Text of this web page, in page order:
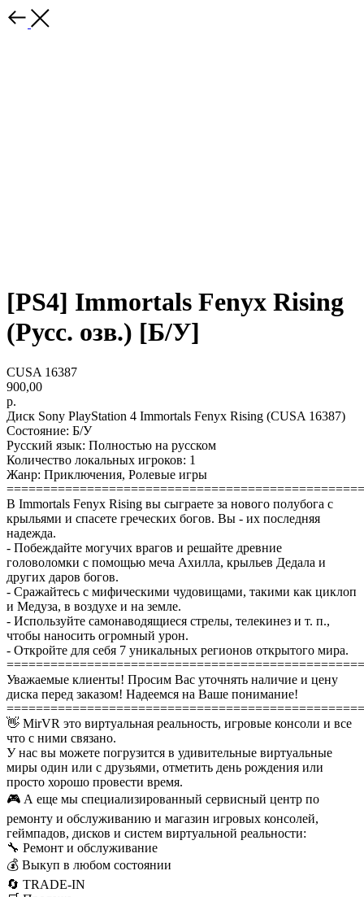
[PS4] Immortals Fenyx Rising
(Русс. озв.) [Б/У]
CUSA 16387
900,00
р.
Диск Sony PlayStation 4 Immortals Fenyx Rising (CUSA 16387)
Состояние: Б/У
Русский язык: Полностью на русском
Количество локальных игроков: 1
Жанр: Приключения, Ролевые игры
В Immortals Fenyx Rising вы сыграете за нового полубога с
крыльями и спасете греческих богов. Вы - их последняя
надежда.
- Побеждайте могучих врагов и решайте древние
головоломки с помощью меча Ахилла, крыльев Дедала и
других даров богов.
- Сражайтесь с мифическими чудовищами, такими как циклоп
и Медуза, в воздухе и на земле.
- Используйте самонаводящиеся стрелы, телекинез и т. п.,
чтобы наносить огромный урон.
- Откройте для себя 7 уникальных регионов открытого мира.
Уважаемые клиенты! Просим Вас уточнять наличие и цену
диска перед заказом! Надеемся на Ваше понимание!
👋 MirVR это виртуальная реальность, игровые консоли и все
что с ними связано.
У нас вы можете погрузится в удивительные виртуальные
миры один или с друзьями, отметить день рождения или
просто хорошо провести время.
🎮 А еще мы специализированный сервисный центр по
ремонту и обслуживанию и магазин игровых консолей,
геймпадов, дисков и систем виртуальной реальности:
🔧 Ремонт и обслуживание
💰 Выкуп в любом состоянии
🔄 TRADE-IN